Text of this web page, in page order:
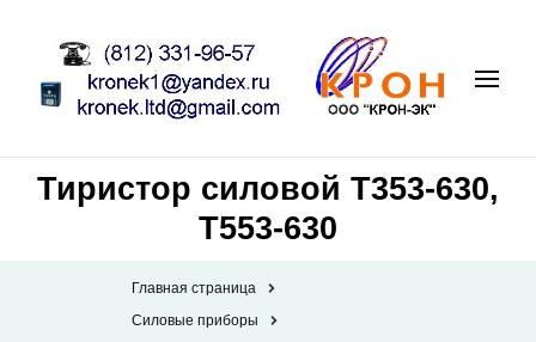
Тиристор силовой Т353-630,
Т553-630
Главная страница
Силовые приборы